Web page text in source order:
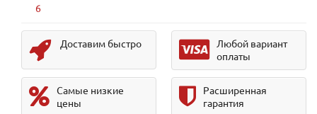
6
Доставим быстро
Любой вариант
оплаты
Самые низкие
цены
Расширенная
гарантия